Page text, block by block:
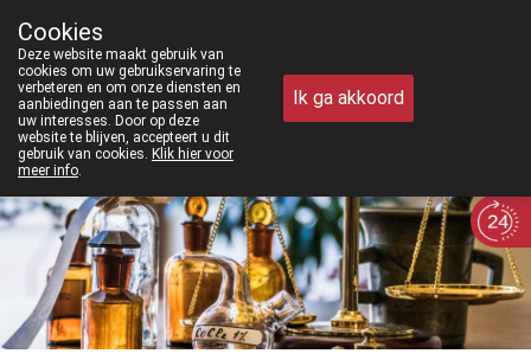
011/610300
Vandaag Nugesloten
Cookies
Deze website maakt gebruik van
cookies om uw gebruikservaring te
verbeteren en om onze diensten en
aanbiedingen aan te passen aan
uw interesses. Door op deze
website te blijven, accepteert u dit
gebruik van cookies. Klik hier voor
meer info.
Ik ga akkoord